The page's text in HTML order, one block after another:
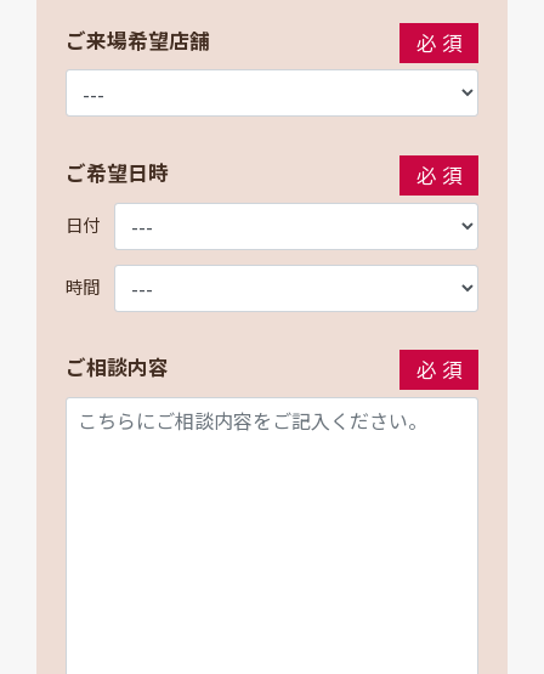
ご来場希望店舗 必須
ご希望日時 必須
日付
時間
ご相談内容 必須